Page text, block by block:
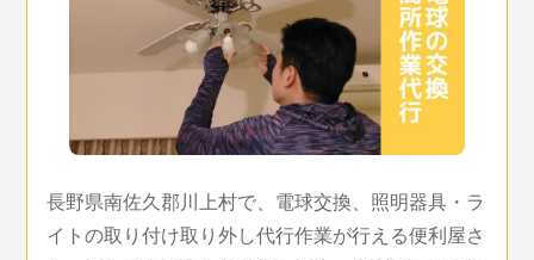
長野県南佐久郡川上村で、電球交換、照明器具・ラ
イトの取り付け取り外し代行作業が行える便利屋さ